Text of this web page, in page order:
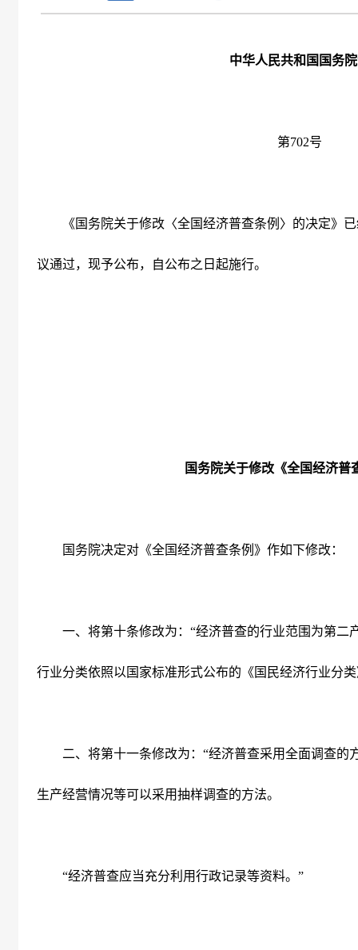
中华人民共和国国务
第702号
《国务院关于修改〈全国经济普查条例〉的决定》已
议通过，现予公布，自公布之日起施行。
国务院关于修改《全国经济普
国务院决定对《全国经济普查条例》作如下修改：
一、将第十条修改为：“经济普查的行业范围为第二
行业分类依照以国家标准形式公布的《国民经济行业分
二、将第十一条修改为：“经济普查采用全面调查的
生产经营情况等可以采用抽样调查的方法。
“经济普查应当充分利用行政记录等资料。”